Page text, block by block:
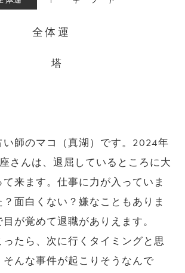
全体運
塔
い師のマコ（真湖）です。2024年
さんは、退屈しているところに大
来ます。仕事に力が入っていま
面白くない？嫌なこともありま
が覚めて退職がありえます。
たら、次に行くタイミングと思
そんな事件が起こりそうなんで